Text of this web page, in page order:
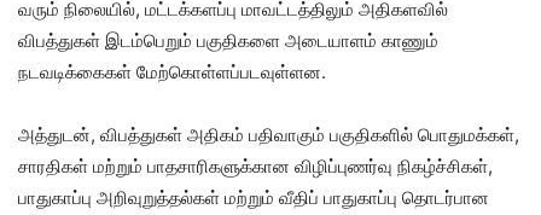
வரும் நிலையில், மட்டக்களப்பு மாவட்டத்திலும் அதிகளவில்
விபத்துகள் இடம்பெறும் பகுதிகளை அடையாளம் காணும்
நடவடிக்கைகள் மேற்கொள்ளப்படவுள்ளன.
அத்துடன், விபத்துகள் அதிகம் பதிவாகும் பகுதிகளில் பொதுமக்கள்,
சாரதிகள் மற்றும் பாதசாரிகளுக்கான விழிப்புணர்வு நிகழ்ச்சிகள்,
பாதுகாப்பு அறிவுறுத்தல்கள் மற்றும் வீதிப் பாதுகாப்பு தொடர்பான